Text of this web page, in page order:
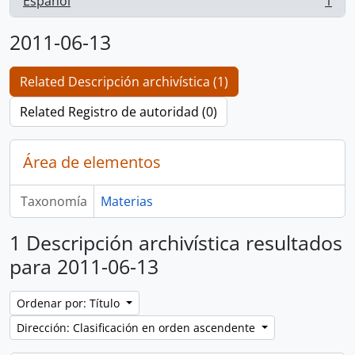
, 1 resultados
2011-06-13
Related Descripción archivística (1)
Related Registro de autoridad (0)
Área de elementos
Taxonomía Materias
1 Descripción archivística resultados
para 2011-06-13
Ordenar por: Título
Dirección: Clasificación en orden ascendente